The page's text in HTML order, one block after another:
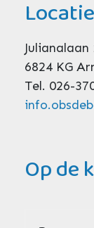
Julianalaan
6824 KG
Tel. 026-
Op de